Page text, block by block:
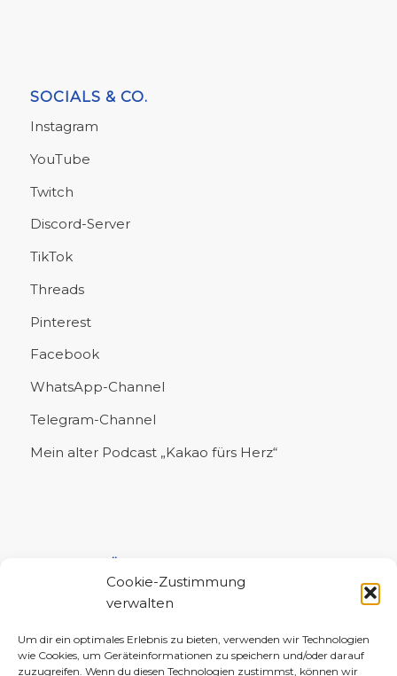
Cookie-Zustimmung
verwalten
Um dir ein optimales Erlebnis zu bieten, verwenden wir Technologien
wie Cookies, um Geräteinformationen zu speichern und/oder darauf
zuzugreifen. Wenn du diesen Technologien zustimmst, können wir
SOCIALS & CO.
Instagram
YouTube
Twitch
Discord-Server
TikTok
Threads
Pinterest
Facebook
WhatsApp-Channel
Telegram-Channel
Mein alter Podcast „Kakao fürs Herz“